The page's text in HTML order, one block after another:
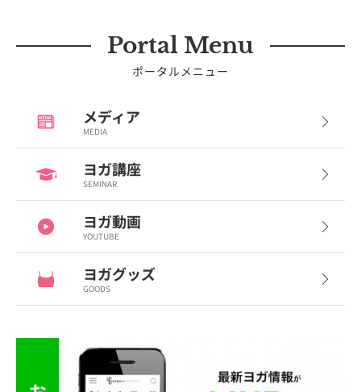
Portal Menu
ポータルメニュー
メディア
MEDIA
ヨガ講座
SEMINAR
ヨガ動画
YOUTUBE
ヨガグッズ
GOODS